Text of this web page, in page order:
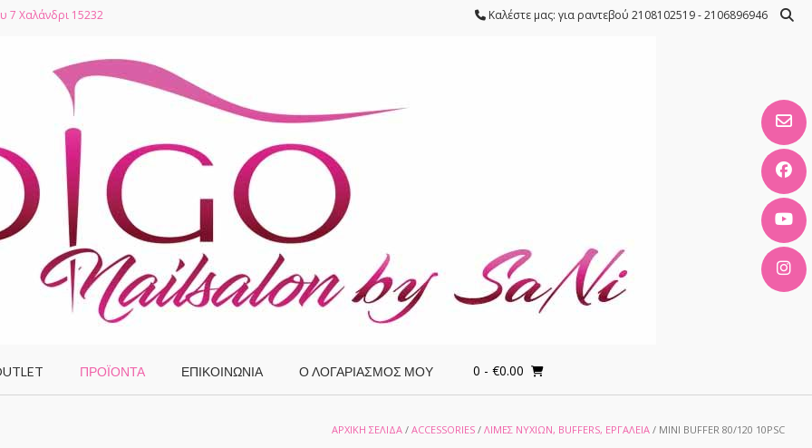
7 Χαλάνδρι 15232 Καλέστε μας: για ραντεβού 2108102519 - 2106896946
ΠΡΟΪΌΝΤΑ ΕΠΙΚΟΙΝΩΝΙΑ Ο ΛΟΓΑΡΙΑΣΜΌΣ ΜΟΥ 0 - €0.00
ΑΡΧΙΚΉ ΣΕΛΊΔΑ / ACCESSORIES / ΛΊΜΕΣ ΝΥΧΙΏΝ, BUFFERS, ΕΡΓΑΛΕΊΑ / MINI BUFFER 80/120 10PSC